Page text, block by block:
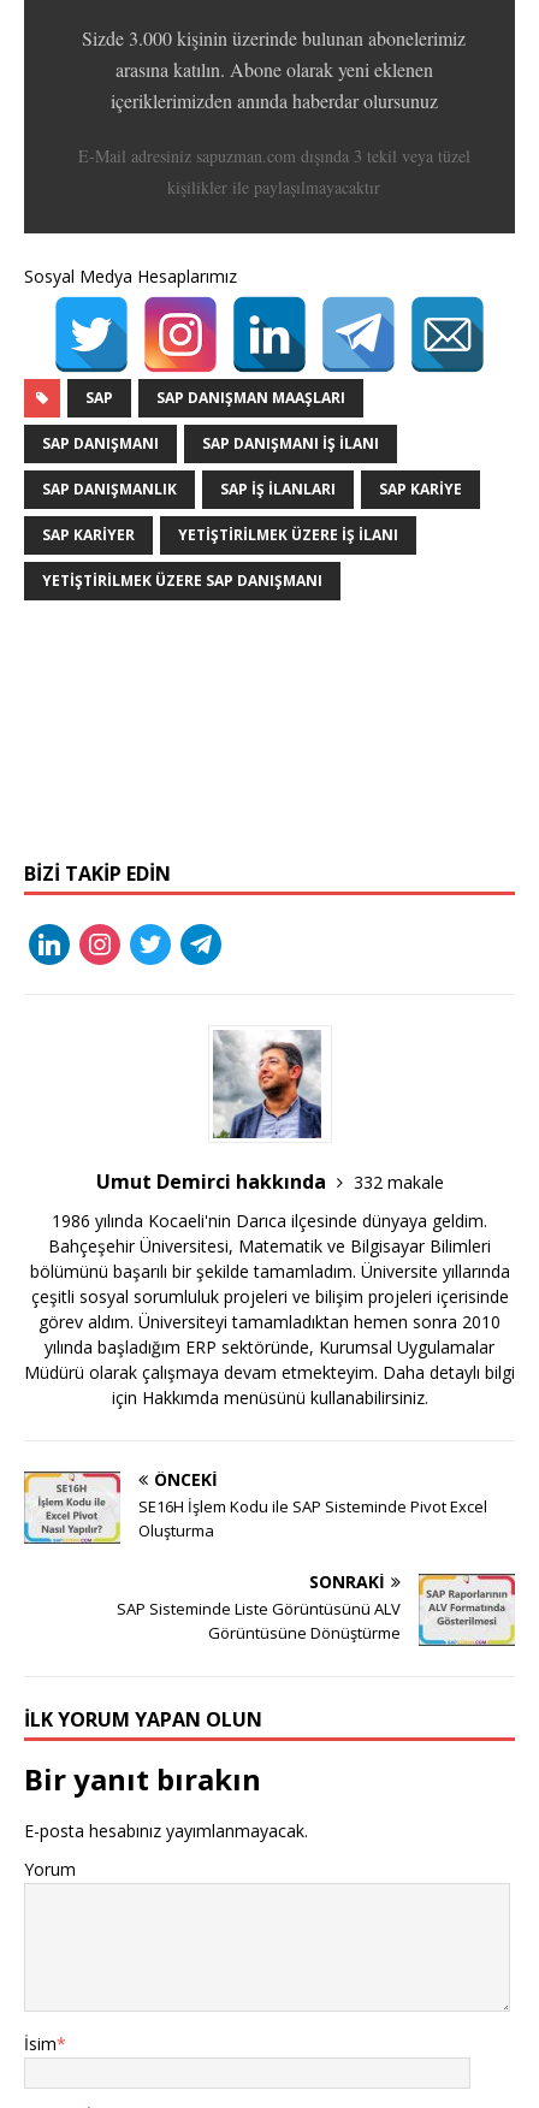
Sizde 3.000 kişinin üzerinde bulunan abonelerimiz
arasına katılın. Abone olarak yeni eklenen
içeriklerimizden anında haberdar olursunuz
E-Mail adresiniz sapuzman.com dışında 3 tekil veya tüzel
kişilikler ile paylaşılmayacaktır
Sosyal Medya Hesaplarımız
SAP SAP DANIŞMAN MAAŞLARI
SAP DANIŞMANI SAP DANIŞMANI IŞ ILANI
SAP DANIŞMANLIK SAP IŞ ILANLARI SAP KARIYE
SAP KARIYER YETIŞTIRILMEK ÜZERE IŞ ILANI
YETIŞTIRILMEK ÜZERE SAP DANIŞMANI
BIZI TAKIP EDIN
Umut Demirci hakkında
332 makale
1986 yılında Kocaeli'nin Darıca ilçesinde dünyaya geldim.
Bahçeşehir Üniversitesi, Matematik ve Bilgisayar Bilimleri
bölümünü başarılı bir şekilde tamamladım. Üniversite yıllarında
çeşitli sosyal sorumluluk projeleri ve bilişim projeleri içerisinde
görev aldım. Üniversiteyi tamamladıktan hemen sonra 2010
yılında başladığım ERP sektöründe, Kurumsal Uygulamalar
Müdürü olarak çalışmaya devam etmekteyim. Daha detaylı bilgi
için Hakkımda menüsünü kullanabilirsiniz.
ÖNCEKI
SE16H İşlem Kodu ile SAP Sisteminde Pivot Excel
Oluşturma
SONRAKI
SAP Sisteminde Liste Görüntüsünü ALV
Görüntüsüne Dönüştürme
İLK YORUM YAPAN OLUN
Bir yanıt bırakın
E-posta hesabınız yayımlanmayacak.
Yorum
İsim*